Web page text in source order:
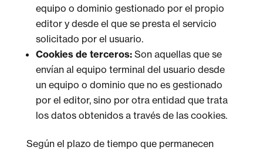
equipo o dominio gestionado por el propio
editor y desde el que se presta el servicio
solicitado por el usuario.
Cookies de terceros:Son aquellas que se
envían al equipo terminal del usuario desde
un equipo o dominio que no es gestionado
por el editor, sino por otra entidad que trata
los datos obtenidos a través de las cookies.
Según el plazo de tiempo que permanecen